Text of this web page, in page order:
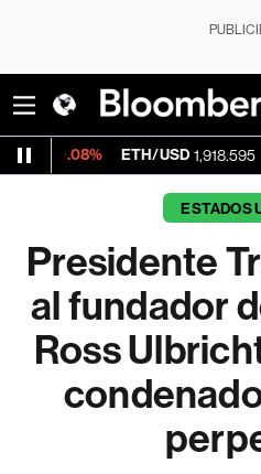
ETH/USD 1,918.595 -0.02%
ESTADOS
Presidente
al fundador
Ross